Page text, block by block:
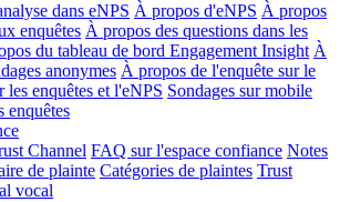
dans eNPS À propos d'eNPS À propos
enquêtes À propos des questions dans les
du tableau de bord Engagement Insight À
anonymes À propos de l'enquête sur le
les enquêtes et l'eNPS Sondages sur mobile
enquêtes
Channel FAQ sur l'espace confiance Notes
de plainte Catégories de plaintes Trust
vocal